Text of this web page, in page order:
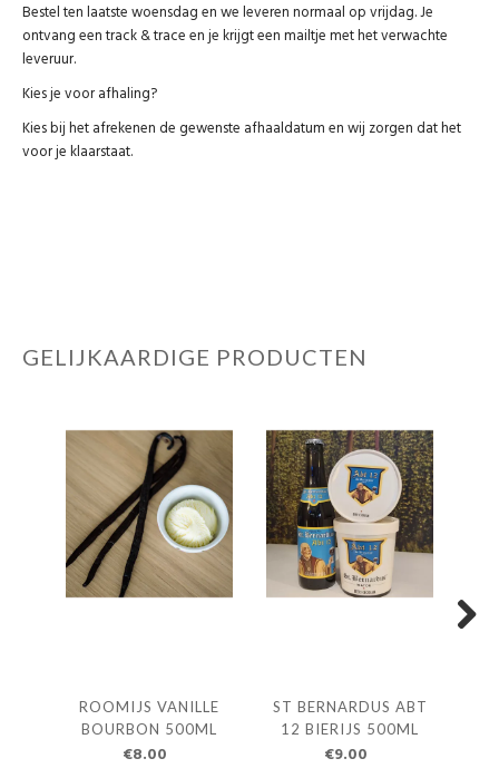
Bestel ten laatste woensdag en we leveren normaal op vrijdag. Je
ontvang een track & trace en je krijgt een mailtje met het verwachte
leveruur.
Kies je voor afhaling?
Kies bij het afrekenen de gewenste afhaaldatum en wij zorgen dat het
voor je klaarstaat.
GELIJKAARDIGE PRODUCTEN
ROOMIJS VANILLE
BOURBON 500ML
€8.00
ST BERNARDUS ABT
12 BIERIJS 500ML
€9.00